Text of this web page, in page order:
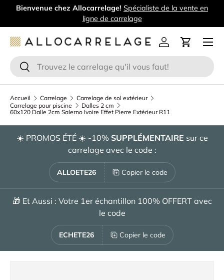
Bienvenue chez Allocarrelage! Spécialiste de la vente en
ligne de carrelage
Recherche
Rechercher
Se connecter
Panier
Menu
Accueil Carrelage
Carrelage de sol extérieur
Carrelage pour piscine
Dalles 2 cm
60x120 Dalle 2cm Salerno Ivoire Effet Pierre Extérieur R11
☀️ PROMOS ÉTÉ ☀️ -10% SUPPLÉMENTAIRE sur ce
carrelage avec le code :
ALLOETE26 Copier le code
🎁 Et Aussi : Votre 1er échantillon 100% OFFERT avec
le code
ECHETE26 Copier le code